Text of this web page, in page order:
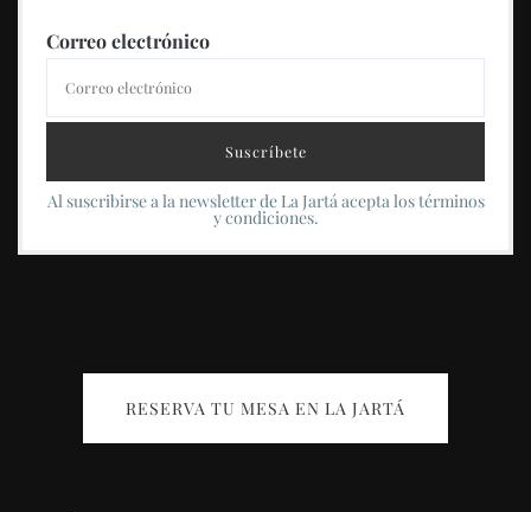
Correo electrónico
Al suscribirse a la newsletter de La Jartá acepta los términos
y condiciones.
RESERVA TU MESA EN LA JARTÁ